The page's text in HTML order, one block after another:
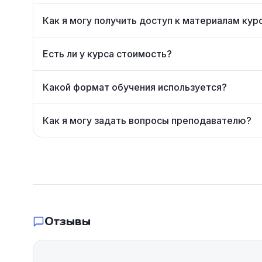
Как я могу получить доступ к материалам
Есть ли у курса стоимость?
Какой формат обучения используется?
Как я могу задать вопросы преподавателю?
Отзывы